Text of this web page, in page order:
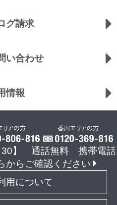
グ請求
い合わせ
情報
30】 通話無料 携帯電話
からご確認ください
用について